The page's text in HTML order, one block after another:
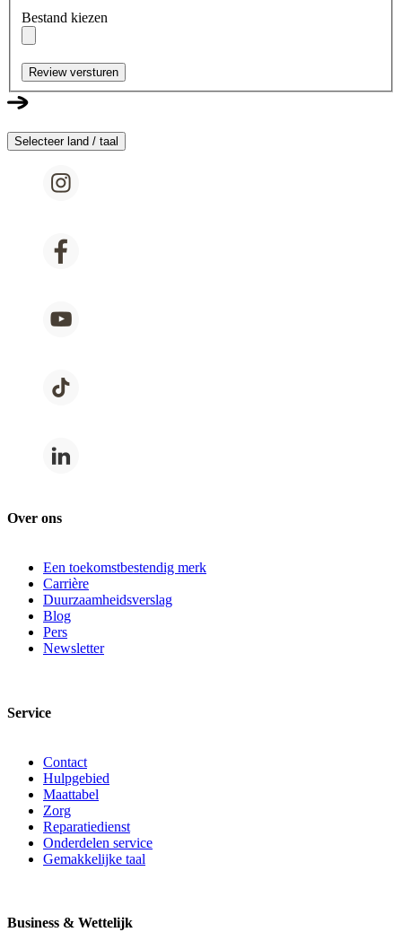
Bestand kiezen
Review versturen
Selecteer land / taal
Over ons
Een toekomstbestendig merk
Carrière
Duurzaamheidsverslag
Blog
Pers
Newsletter
Service
Contact
Hulpgebied
Maattabel
Zorg
Reparatiedienst
Onderdelen service
Gemakkelijke taal
Business & Wettelijk